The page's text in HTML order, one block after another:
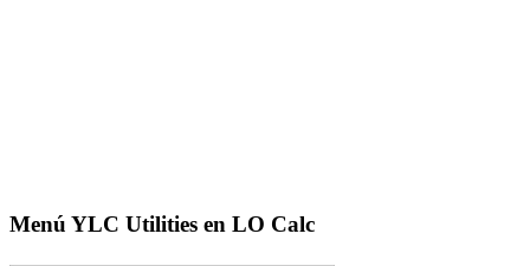
Menú YLC Utilities en LO Calc